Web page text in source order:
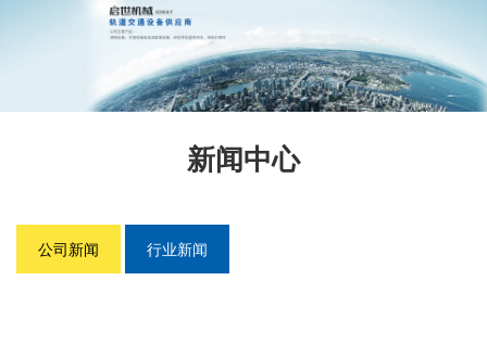
新闻中心
公司新闻 行业新闻